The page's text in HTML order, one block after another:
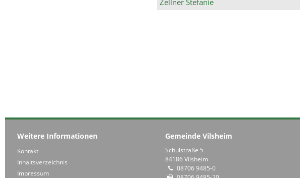
Weitere Informationen
Kontakt
Inhaltsverzeichnis
Impressum
Gemeinde Vilsheim
Schulstraße 5
84186 Vilsheim
08706 9485-0